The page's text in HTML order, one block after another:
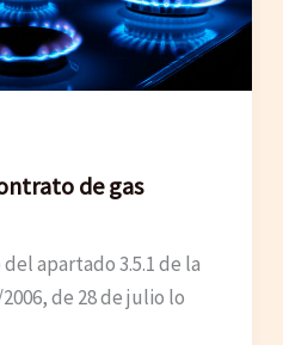
de gas
apartado 3.5.1 de la
de 28 de julio lo